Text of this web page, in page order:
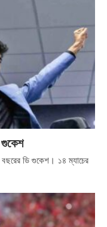
গুকেশ
বছরের ডি গুকেশ। ১৪ ম্যাচের